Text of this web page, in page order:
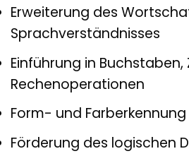
Erweiterung des
Sprachverständnisses
Einführung in
Rechenoperationen
Form- und Farberkennung
Förderung des logischen